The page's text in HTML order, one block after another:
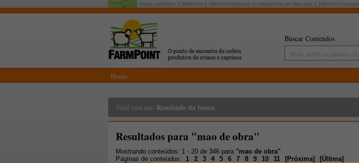
Rede AgriPoint: MilkPoint MilkPoint Mercado Inteligência de Mercado MilkPoint Portugal
Buscar Conteúdos
Home
Você está em: Resultado da busca
Resultados para "mao de obra"
Mostrando conteúdos: 1 - 20 de 346 para "mao de obra"
Páginas de conteúdos:
1 2 3 4 5 6 7 8 9 10 11 [Próxima] [Última]